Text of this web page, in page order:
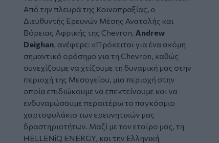
Από την πλευρά της Κοινοπραξίας, ο
Διευθυντής Ερευνών Μέσης Ανατολής και
Βόρειας Αφρικής της Chevron, Andrew
Deighan, ανέφερε: «Πρόκειται για ένα ακόμη
σημαντικό ορόσημο για τη Chevron, καθώς
συνεχίζουμε να χτίζουμε τη δυναμική μας στην
περιοχή της Μεσογείου, μια περιοχή στην
οποία επιδιώκουμε να επεκτείνουμε και να
ενδυναμώσουμε περαιτέρω το παγκόσμιο
χαρτοφυλάκιο των ερευνητικών μας
δραστηριοτήτων. Μαζί με τον εταίρο μας, τη
HELLENiQ ENERGY, και την Ελληνική